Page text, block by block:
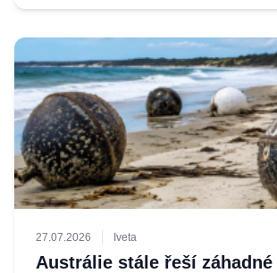
27.07.2026 Iveta
Austrálie stále řeší